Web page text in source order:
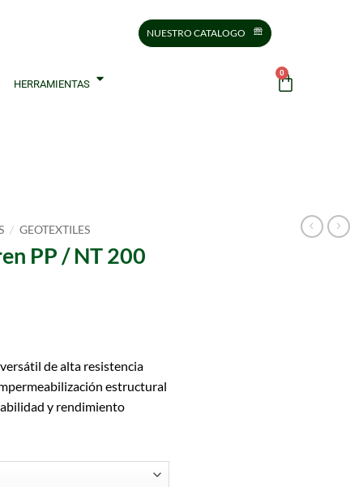
NUESTRO CATALOGO
HERRAMIENTAS
0
/ GEOTEXTILES
PP / NT 200
de alta resistencia
estructural
y rendimiento